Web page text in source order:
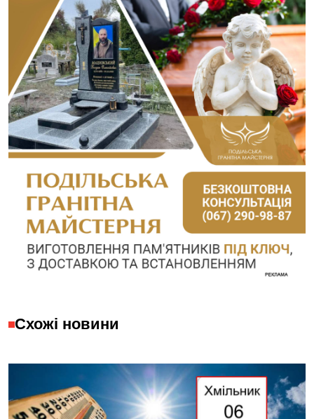
Схожі новини